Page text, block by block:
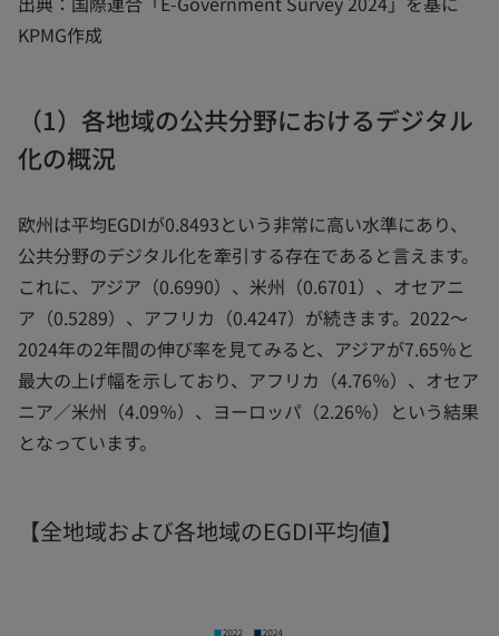
KPMG作成
（1）各地域の公共分野におけるデジタル
化の概況
欧州は平均EGDIが0.8493という非常に高い水準にあり、
公共分野のデジタル化を牽引する存在であると言えます。
これに、アジア（0.6990）、米州（0.6701）、オセアニ
ア（0.5289）、アフリカ（0.4247）が続きます。2022～
2024年の2年間の伸び率を見てみると、アジアが7.65％と
最大の上げ幅を示しており、アフリカ（4.76％）、オセア
ニア／米州（4.09％）、ヨーロッパ（2.26％）という結果
となっています。
【全地域および各地域のEGDI平均値】